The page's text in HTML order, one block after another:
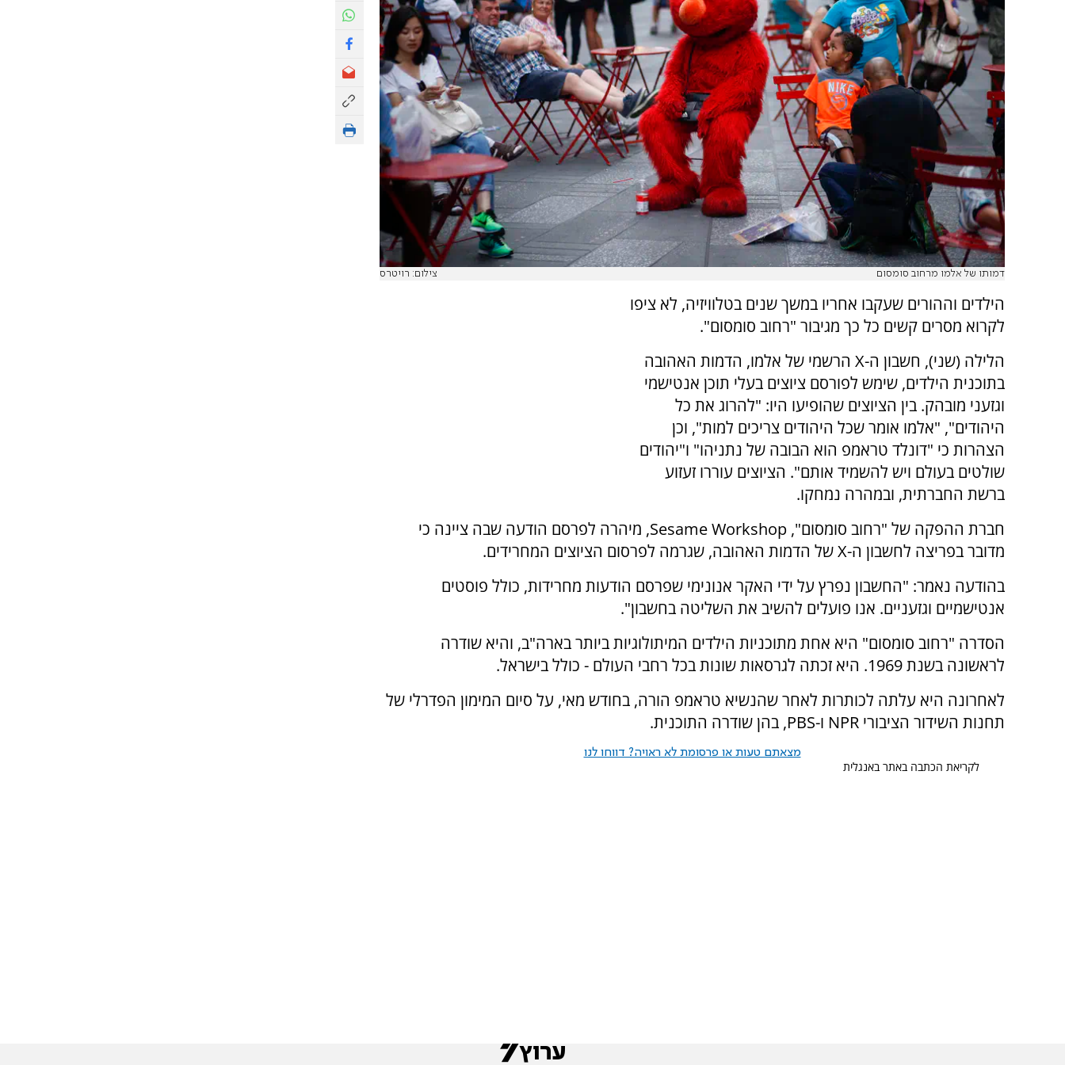
דמותו של אלמו מרחוב סומסום צילום: רויטרס
הילדים וההורים שעקבו אחריו במשך שנים בטלוויזיה, לא ציפו
לקרוא מסרים קשים כל כך מגיבור "רחוב סומסום".
הלילה (שני), חשבון ה-X הרשמי של אלמו, הדמות האהובה
בתוכנית הילדים, שימש לפורסם ציוצים בעלי תוכן אנטישמי
וגזעני מובהק. בין הציוצים שהופיעו היו: "להרוג את כל
היהודים", "אלמו אומר שכל היהודים צריכים למות", וכן
הצהרות כי "דונלד טראמפ הוא הבובה של נתניהו" ו"יהודים
שולטים בעולם ויש להשמיד אותם". הציוצים עוררו זעזוע
ברשת החברתית, ובמהרה נמחקו.
חברת ההפקה של "רחוב סומסום", Sesame Workshop, מיהרה לפרסם הודעה שבה ציינה כי
מדובר בפריצה לחשבון ה-X של הדמות האהובה, שגרמה לפרסום הציוצים המחרידים.
בהודעה נאמר: "החשבון נפרץ על ידי האקר אנונימי שפרסם הודעות מחרידות, כולל פוסטים
אנטישמיים וגזעניים. אנו פועלים להשיב את השליטה בחשבון".
הסדרה "רחוב סומסום" היא אחת מתוכניות הילדים המיתולוגיות ביותר בארה"ב, והיא שודרה
לראשונה בשנת 1969. היא זכתה לגרסאות שונות בכל רחבי העולם - כולל בישראל.
לאחרונה היא עלתה לכותרות לאחר שהנשיא טראמפ הורה, בחודש מאי, על סיום המימון הפדרלי של
תחנות השידור הציבורי NPR ו-PBS, בהן שודרה התוכנית.
מצאתם טעות או פרסומת לא ראויה? דווחו לנו
לקריאת הכתבה באתר באנגלית